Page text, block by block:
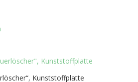
Kunststoffplatte